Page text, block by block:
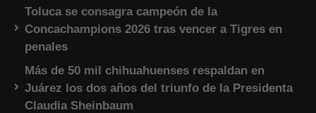
Toluca se consagra campeón de la
Concachampions 2026 tras vencer a Tigres en
penales
Más de 50 mil chihuahuenses respaldan en
Juárez los dos años del triunfo de la Presidenta
Claudia Sheinbaum